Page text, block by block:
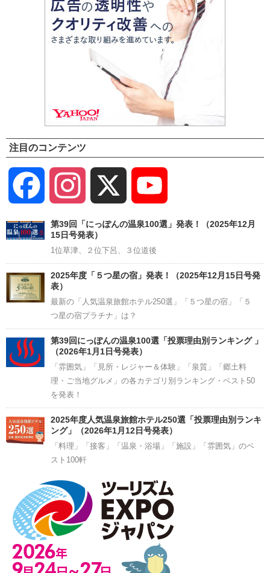
注目のコンテンツ
Facebook Instagram
Channel
第39回「にっぽんの温泉100選」発表！（2025年12月
15日号発表）
1位草津、２位下呂、３位道後
2025年度「５つ星の宿」発表！（2025年12月15日号発
表）
最新の「人気温泉旅館ホテル250選」「５つ星の宿」「５
つ星の宿プラチナ」は？
第39回にっぽんの温泉100選「投票理由別ランキング 」
（2026年1月1日号発表）
「雰囲気」「見所・レジャー＆体験」「泉質」「郷土料
理・ご当地グルメ」の各カテゴリ別ランキング・ベスト50
を発表！
2025年度人気温泉旅館ホテル250選「投票理由別ランキ
ング」（2026年1月12日号発表）
「料理」「接客」「温泉・浴場」「施設」「雰囲気」のベ
スト100軒